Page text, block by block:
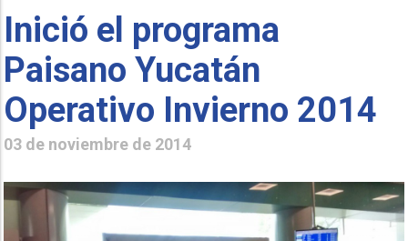
Inició el programa
Paisano Yucatán
Operativo Invierno 2014
03 de noviembre de 2014